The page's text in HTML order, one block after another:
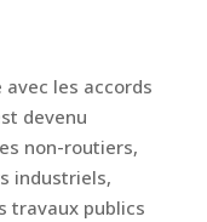
avec les accords
devenu
non-routiers,
industriels,
travaux publics